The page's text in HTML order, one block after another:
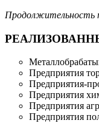
Продолжительность
Предприятия
Предприятия-
Предприятия
Предприятия
Предприятия